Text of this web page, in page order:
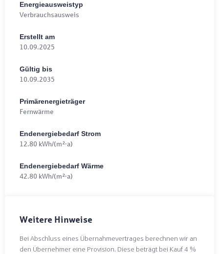
Energie­ausweistyp
Verbrauchsausweis
Erstellt am
10.09.2025
Gültig bis
10.09.2035
Primärenergieträger
Fernwärme
Endenergiebedarf Strom
12.80 kWh/(m²·a)
Endenergiebedarf Wärme
42.80 kWh/(m²·a)
Weitere Hinweise
Bei Abschluss eines Übernahmevertrages berechnen wir an
den Übernehmer eine Provision. Diese beträgt bei Kauf 4 %